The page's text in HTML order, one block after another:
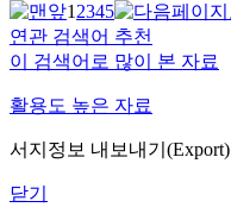
12345
연관 검색어 추천
이 검색어로 많이 본 자료
활용도 높은 자료
서지정보 내보내기(Export)
닫기